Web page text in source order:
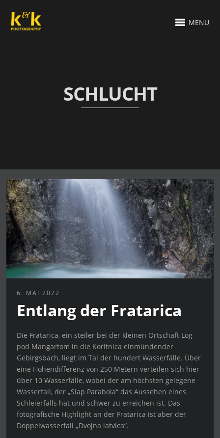
MENU
SCHLUCHT
6. MAI 2022
Entlang der Fratarica
Die Fratarica, ein steiler bei der kleinen Ortschaft Log
pod Mangartom in die Koritnica einmündender
Gebirgsbach, liegt im Tal der hundert Wasserfälle. Über
eine Höhendifferenz von 250 Metern verteilen sich hier
über 10 Wasserfälle, wobei der am höchsten gelegene
Wasserfall, der „Slap Parabola“ das Aussehen eines
Schleierfalls hat und schwer zu erreichen ist. Das
fotografische Highlight an der Fratarica ist aber der
Doppelwasserfall „Dvojna latvica“.